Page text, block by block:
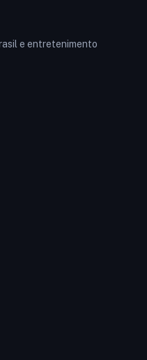
e entretenimento